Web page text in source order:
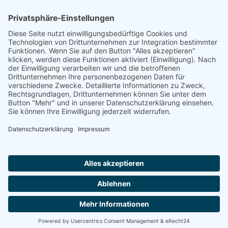
Footer
Cookie-Einstellungen Datenschutz
Impressum
intern
by